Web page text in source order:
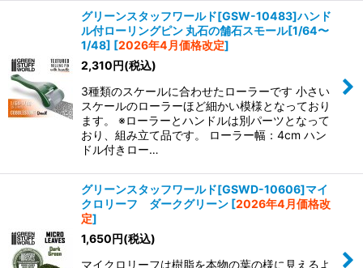
グリーンスタッフワールド[GSW-10483]ハンド
ル付ローリングピン 丸石の舗石スモール[1/64〜
1/48] [2026年4月価格改定]
2,310円(税込)
3種類のスケールに合わせたローラーです 小さい
スケールのローラーほど細かい模様となっており
ます。 ※ローラーとハンドルは別パーツとなって
おり、組み立て品です。 ローラー幅：4cm ハン
ドル付きロー…
グリーンスタッフワールド[GSWD-10606]マイ
クロリーフ ダークグリーン [2026年4月価格改
定]
1,650円(税込)
マイクロリーフは樹脂を本物の葉の様に見えるよ